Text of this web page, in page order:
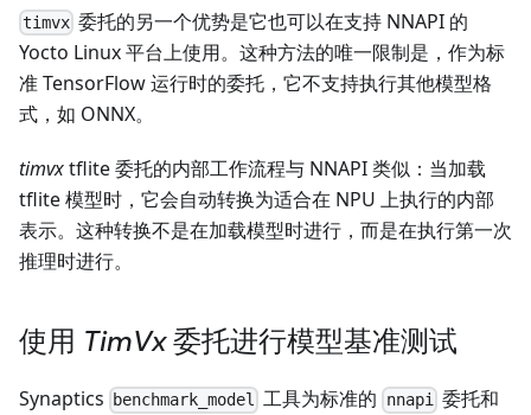
timvx 委托的另一个优势是它也可以在支持 NNAPI 的
Yocto Linux 平台上使用。这种方法的唯一限制是，作为标
准 TensorFlow 运行时的委托，它不支持执行其他模型格
式，如 ONNX。
timvxtflite 委托的内部工作流程与 NNAPI 类似：当加载
tflite 模型时，它会自动转换为适合在 NPU 上执行的内部
表示。这种转换不是在加载模型时进行，而是在执行第一次
推理时进行。
使用 TimVx委托进行模型基准测试
Synaptics benchmark_model 工具为标准的 nnapi委托和